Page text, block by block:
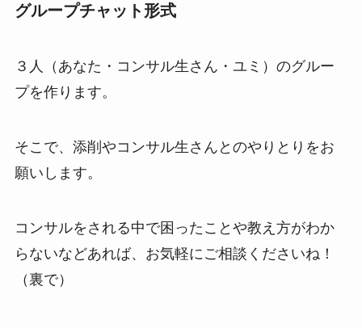
グループチャット形式
３人（あなた・コンサル生さん・ユミ）のグルー
プを作ります。
そこで、添削やコンサル生さんとのやりとりをお
願いします。
コンサルをされる中で困ったことや教え方がわか
らないなどあれば、お気軽にご相談くださいね！
（裏で）